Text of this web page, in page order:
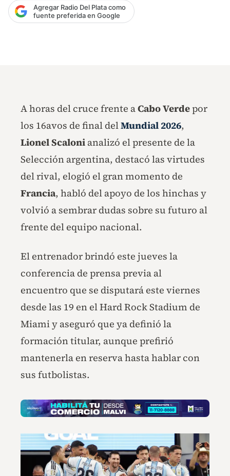
Agregar Radio Del Plata como
fuente preferida en Google
A horas del cruce frente aCabo Verdepor
los 16avos de final delMundial 2026,
Lionel Scaloni analizó el presente de la
Selección argentina, destacó las virtudes
del rival, elogió el gran momento de
Francia, habló del apoyo de los hinchas y
volvió a sembrar dudas sobre su futuro al
frente del equipo nacional.
El entrenador brindó este jueves la
conferencia de prensa previa al
encuentro que se disputará este viernes
desde las 19 en el Hard Rock Stadium de
Miami y aseguró que ya definió la
formación titular, aunque prefirió
mantenerla en reserva hasta hablar con
sus futbolistas.